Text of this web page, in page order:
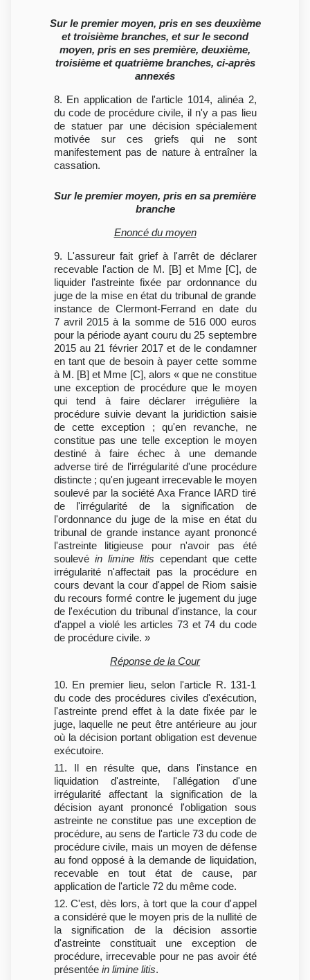
Sur le premier moyen, pris en ses deuxième
et troisième branches, et sur le second
moyen, pris en ses première, deuxième,
troisième et quatrième branches, ci-après
annexés
8. En application de l'article 1014, alinéa 2,
du code de procédure civile, il n'y a pas lieu
de statuer par une décision spécialement
motivée sur ces griefs qui ne sont
manifestement pas de nature à entraîner la
cassation.
Sur le premier moyen, pris en sa première
branche
Enoncé du moyen
9. L'assureur fait grief à l'arrêt de déclarer
recevable l'action de M. [B] et Mme [C], de
liquider l'astreinte fixée par ordonnance du
juge de la mise en état du tribunal de grande
instance de Clermont-Ferrand en date du
7 avril 2015 à la somme de 516 000 euros
pour la période ayant couru du 25 septembre
2015 au 21 février 2017 et de le condamner
en tant que de besoin à payer cette somme
à M. [B] et Mme [C], alors « que ne constitue
une exception de procédure que le moyen
qui tend à faire déclarer irrégulière la
procédure suivie devant la juridiction saisie
de cette exception ; qu'en revanche, ne
constitue pas une telle exception le moyen
destiné à faire échec à une demande
adverse tiré de l'irrégularité d'une procédure
distincte ; qu'en jugeant irrecevable le moyen
soulevé par la société Axa France IARD tiré
de l'irrégularité de la signification de
l'ordonnance du juge de la mise en état du
tribunal de grande instance ayant prononcé
l'astreinte litigieuse pour n'avoir pas été
soulevé in limine litis cependant que cette
irrégularité n'affectait pas la procédure en
cours devant la cour d'appel de Riom saisie
du recours formé contre le jugement du juge
de l'exécution du tribunal d'instance, la cour
d'appel a violé les articles 73 et 74 du code
de procédure civile. »
Réponse de la Cour
10. En premier lieu, selon l'article R. 131-1
du code des procédures civiles d'exécution,
l'astreinte prend effet à la date fixée par le
juge, laquelle ne peut être antérieure au jour
où la décision portant obligation est devenue
exécutoire.
11. Il en résulte que, dans l'instance en
liquidation d'astreinte, l'allégation d'une
irrégularité affectant la signification de la
décision ayant prononcé l'obligation sous
astreinte ne constitue pas une exception de
procédure, au sens de l'article 73 du code de
procédure civile, mais un moyen de défense
au fond opposé à la demande de liquidation,
recevable en tout état de cause, par
application de l'article 72 du même code.
12. C'est, dès lors, à tort que la cour d'appel
a considéré que le moyen pris de la nullité de
la signification de la décision assortie
d'astreinte constituait une exception de
procédure, irrecevable pour ne pas avoir été
présentée in limine litis.